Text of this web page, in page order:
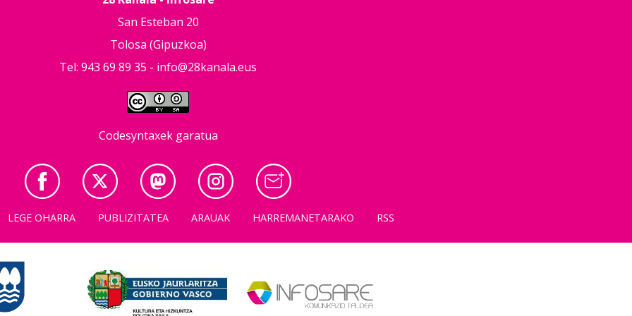
San Esteban 20
Tolosa (Gipuzkoa)
Tel: 943 69 89 35 - info@28kanala.eus
Codesyntaxek garatua
LEGE OHARRA PUBLIZITATEA ARAUAK HARREMANETARAKO RSS